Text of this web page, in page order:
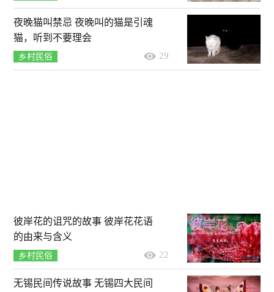
夜晚猫叫禁忌 夜晚叫的猫是引魂
猫，听到不要理会
乡村民俗 29
彼岸花的诅咒的故事 彼岸花花语
的由来与含义
乡村民俗 22
无锡民间传说故事 无锡四大民间